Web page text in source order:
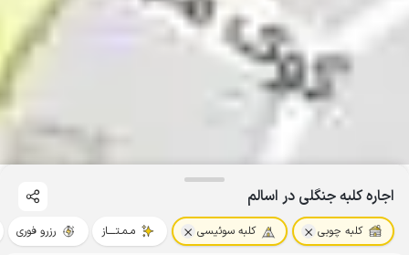
اجاره کلبه جنگلی در اسالم
کلبه چوبی کلبه سوئیسی مـمـتــــاز رزرو فوری